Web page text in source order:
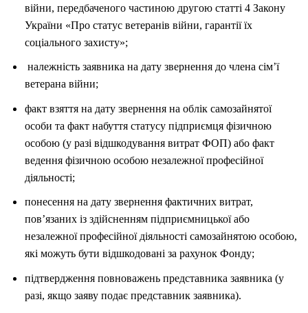
війни, передбаченого частиною другою статті 4 Закону
України «Про статус ветеранів війни, гарантії їх
соціального захисту»;
належність заявника на дату звернення до члена сім’ї
ветерана війни;
факт взяття на дату звернення на облік самозайнятої
особи та факт набуття статусу підприємця фізичною
особою (у разі відшкодування витрат ФОП) або факт
ведення фізичною особою незалежної професійної
діяльності;
понесення на дату звернення фактичних витрат,
пов’язаних із здійсненням підприємницької або
незалежної професійної діяльності самозайнятою особою,
які можуть бути відшкодовані за рахунок Фонду;
підтвердження повноважень представника заявника (у
разі, якщо заяву подає представник заявника).